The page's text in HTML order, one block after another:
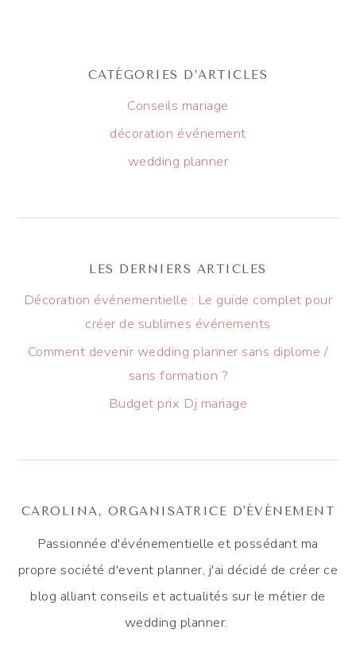
CATÉGORIES D’ARTICLES
Conseils mariage
décoration événement
wedding planner
LES DERNIERS ARTICLES
Décoration événementielle : Le guide complet pour
créer de sublimes événements
Comment devenir wedding planner sans diplome /
sans formation ?
Budget prix Dj mariage
CAROLINA, ORGANISATRICE D'ÉVÉNEMENT
Passionnée d'événementielle et possédant ma
propre société d'event planner, j'ai décidé de créer ce
blog alliant conseils et actualités sur le métier de
wedding planner.